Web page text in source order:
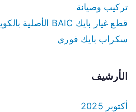
تركيب وصيانة
سكراب بايك فوري
الأرشيف
أكتوبر 2025